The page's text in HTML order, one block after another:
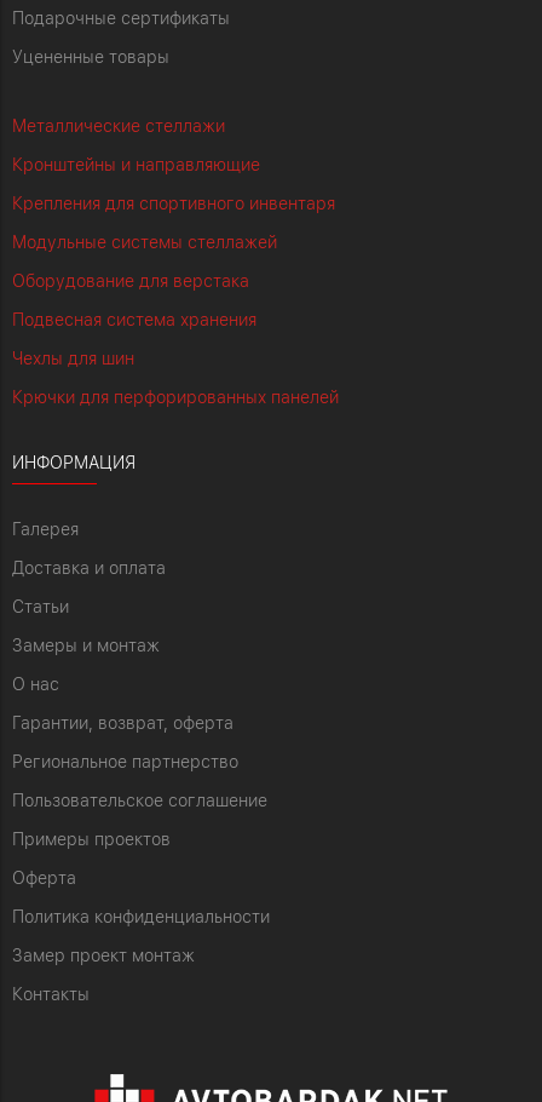
Подарочные сертификаты
Уцененные товары
Металлические стеллажи
Кронштейны и направляющие
Крепления для спортивного инвентаря
Модульные системы стеллажей
Оборудование для верстака
Подвесная система хранения
Чехлы для шин
Крючки для перфорированных панелей
ИНФОРМАЦИЯ
Галерея
Доставка и оплата
Статьи
Замеры и монтаж
О нас
Гарантии, возврат, оферта
Региональное партнерство
Пользовательское соглашение
Примеры проектов
Оферта
Политика конфиденциальности
Замер проект монтаж
Контакты